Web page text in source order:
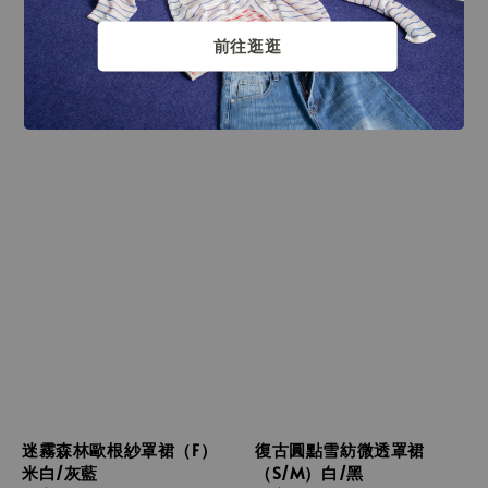
前往逛逛
迷霧森林歐根紗罩裙（F）
米白/灰藍
復古圓點雪紡微透罩裙
（S/M）白/黑